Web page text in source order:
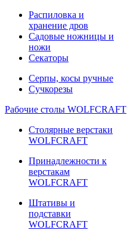
Распиловка и
хранение дров
Садовые ножницы и
ножи
Секаторы
Серпы, косы ручные
Сучкорезы
Рабочие столы WOLFCRAFT
Столярные верстаки
WOLFCRAFT
Принадлежности к
верстакам
WOLFCRAFT
Штативы и
подставки
WOLFCRAFT